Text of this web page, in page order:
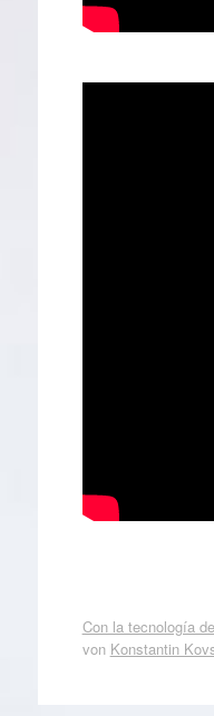
Con la tecnología
von Konstantin